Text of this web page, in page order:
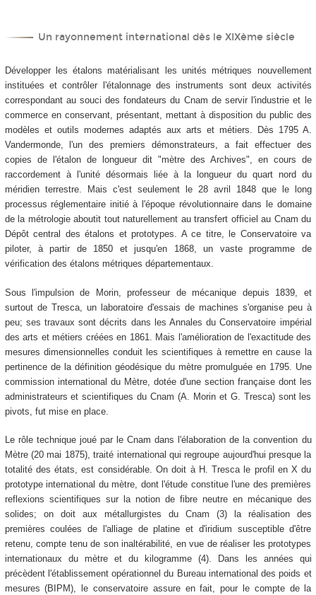
Un rayonnement international dès le XIXème siècle
Développer les étalons matérialisant les unités métriques nouvellement
instituées et contrôler l'étalonnage des instruments sont deux activités
correspondant au souci des fondateurs du Cnam de servir l'industrie et le
commerce en conservant, présentant, mettant à disposition du public des
modèles et outils modernes adaptés aux arts et métiers. Dès 1795 A.
Vandermonde, l'un des premiers démonstrateurs, a fait effectuer des
copies de l'étalon de longueur dit "mètre des Archives", en cours de
raccordement à l'unité désormais liée à la longueur du quart nord du
méridien terrestre. Mais c'est seulement le 28 avril 1848 que le long
processus réglementaire initié à l'époque révolutionnaire dans le domaine
de la métrologie aboutit tout naturellement au transfert officiel au Cnam du
Dépôt central des étalons et prototypes. A ce titre, le Conservatoire va
piloter, à partir de 1850 et jusqu'en 1868, un vaste programme de
vérification des étalons métriques départementaux.
Sous l'impulsion de Morin, professeur de mécanique depuis 1839, et
surtout de Tresca, un laboratoire d'essais de machines s'organise peu à
peu; ses travaux sont décrits dans les Annales du Conservatoire impérial
des arts et métiers créées en 1861. Mais l'amélioration de l'exactitude des
mesures dimensionnelles conduit les scientifiques à remettre en cause la
pertinence de la définition géodésique du mètre promulguée en 1795. Une
commission international du Mètre, dotée d'une section française dont les
administrateurs et scientifiques du Cnam (A. Morin et G. Tresca) sont les
pivots, fut mise en place.
Le rôle technique joué par le Cnam dans l'élaboration de la convention du
Mètre (20 mai 1875), traité international qui regroupe aujourd'hui presque la
totalité des états, est considérable. On doit à H. Tresca le profil en X du
prototype international du mètre, dont l'étude constitue l'une des premières
reflexions scientifiques sur la notion de fibre neutre en mécanique des
solides; on doit aux métallurgistes du Cnam (3) la réalisation des
premières coulées de l'alliage de platine et d'iridium susceptible d'être
retenu, compte tenu de son inaltérabilité, en vue de réaliser les prototypes
internationaux du mètre et du kilogramme (4). Dans les années qui
précèdent l'établissement opérationnel du Bureau international des poids et
mesures (BIPM), le conservatoire assure en fait, pour le compte de la